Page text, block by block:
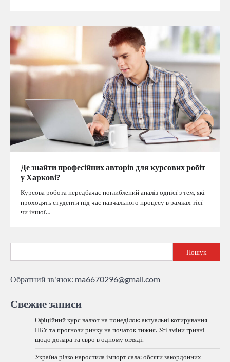
Де знайти професійних авторів для курсових робіт
у Харкові?
Курсова робота передбачає поглиблений аналіз однієї з тем, які
проходять студенти під час навчального процесу в рамках тієї
чи іншої…
Пошук
Обратний зв'язок: ma6670296@gmail.com
Свежие записи
Офіційний курс валют на понеділок: актуальні котирування
НБУ та прогнози ринку на початок тижня. Усі зміни гривні
щодо долара та євро в одному огляді.
Україна різко наростила імпорт сала: обсяги закордонних